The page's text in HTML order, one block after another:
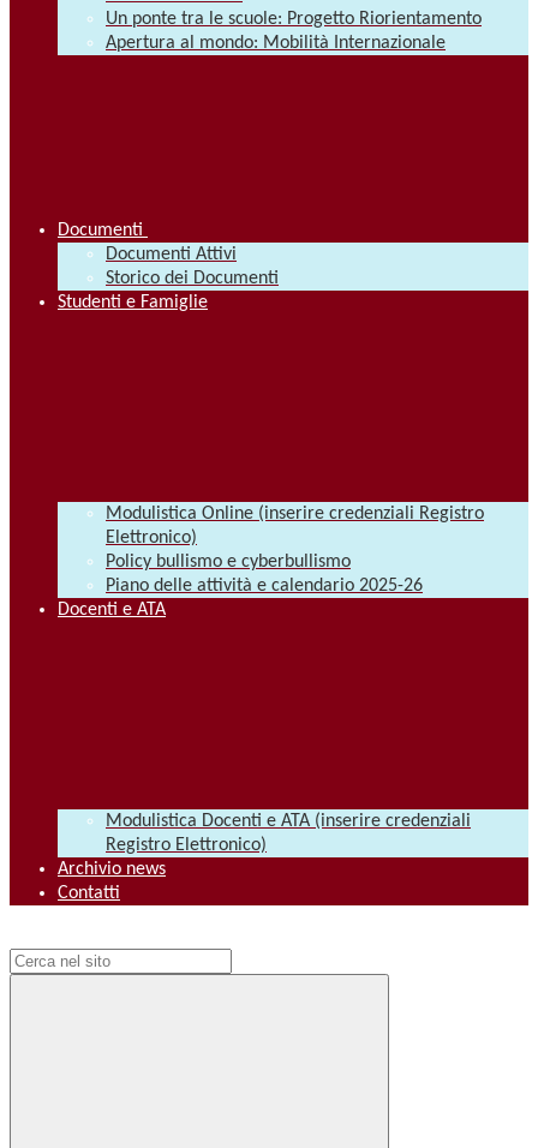
Un ponte tra le scuole: Progetto Riorientamento
Apertura al mondo: Mobilità Internazionale
Documenti
Documenti Attivi
Storico dei Documenti
Studenti e Famiglie
Modulistica Online (inserire credenziali Registro
Elettronico)
Policy bullismo e cyberbullismo
Piano delle attività e calendario 2025-26
Docenti e ATA
Modulistica Docenti e ATA (inserire credenziali
Registro Elettronico)
Archivio news
Contatti